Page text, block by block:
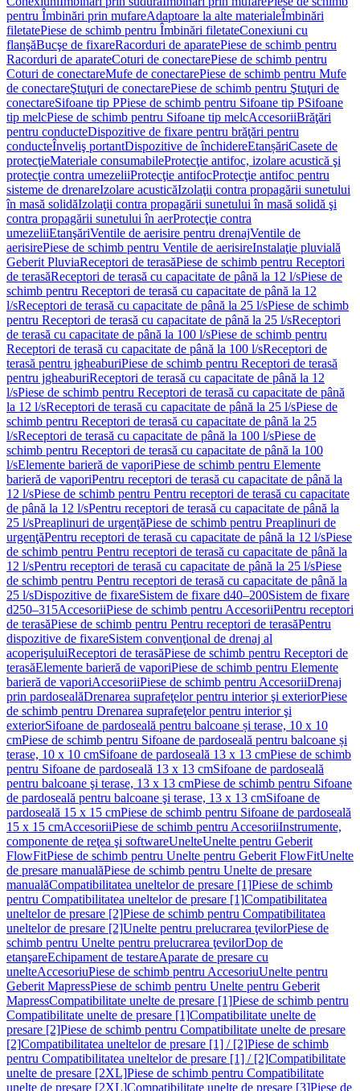
pentru Îmbinări prin mufareAdaptoare la alte materialeÎmbinări
filetatePiese de schimb pentru Îmbinări filetateConexiuni cu
flanşăBucşe de fixareRacorduri de aparatePiese de schimb pentru
Racorduri de aparateCoturi de conectarePiese de schimb pentru
Coturi de conectareMufe de conectarePiese de schimb pentru Mufe
de conectareŞtuţuri de conectarePiese de schimb pentru Ştuţuri de
conectareSifoane tip PPiese de schimb pentru Sifoane tip PSifoane
tip melcPiese de schimb pentru Sifoane tip melcAccesoriiBrăţări
pentru conducteDispozitive de fixare pentru brăţări pentru
conducteÎnveliş portantDispozitive de închidereEtanșăriCasete de
protecţieMateriale consumabileProtecţie antifoc, izolare acustică şi
protecţie contra umezeliiProtecţie antifocProtecţie antifoc pentru
sisteme de drenareIzolare acusticăIzolaţii contra propagării sunetului
în masă solidăIzolaţii contra propagării sunetului în masă solidă şi
contra propagării sunetului în aerProtecţie contra
umezeliiEtanşăriVentile de aerisire pentru drenajVentile de
aerisirePiese de schimb pentru Ventile de aerisireInstalaţie pluvială
Geberit PluviaReceptori de terasăPiese de schimb pentru Receptori
de terasăReceptori de terasă cu capacitate de până la 12 l/sPiese de
schimb pentru Receptori de terasă cu capacitate de până la 12
l/sReceptori de terasă cu capacitate de până la 25 l/sPiese de schimb
pentru Receptori de terasă cu capacitate de până la 25 l/sReceptori
de terasă cu capacitate de până la 100 l/sPiese de schimb pentru
Receptori de terasă cu capacitate de până la 100 l/sReceptori de
terasă pentru jgheaburiPiese de schimb pentru Receptori de terasă
pentru jgheaburiReceptori de terasă cu capacitate de până la 12
l/sPiese de schimb pentru Receptori de terasă cu capacitate de până
la 12 l/sReceptori de terasă cu capacitate de până la 25 l/sPiese de
schimb pentru Receptori de terasă cu capacitate de până la 25
l/sReceptori de terasă cu capacitate de până la 100 l/sPiese de
schimb pentru Receptori de terasă cu capacitate de până la 100
l/sElemente barieră de vaporiPiese de schimb pentru Elemente
barieră de vaporiPentru receptori de terasă cu capacitate de până la
12 l/sPiese de schimb pentru Pentru receptori de terasă cu capacitate
de până la 12 l/sPentru receptori de terasă cu capacitate de până la
25 l/sPreaplinuri de urgenţăPiese de schimb pentru Preaplinuri de
urgenţăPentru receptori de terasă cu capacitate de până la 12 l/sPiese
de schimb pentru Pentru receptori de terasă cu capacitate de până la
12 l/sPentru receptori de terasă cu capacitate de până la 25 l/sPiese
de schimb pentru Pentru receptori de terasă cu capacitate de până la
25 l/sDispozitive de fixareSistem de fixare d40–200Sistem de fixare
d250–315AccesoriiPiese de schimb pentru AccesoriiPentru receptori
de terasăPiese de schimb pentru Pentru receptori de terasăPentru
dispozitive de fixareSistem convenţional de drenaj al
acoperişuluiReceptori de terasăPiese de schimb pentru Receptori de
terasăElemente barieră de vaporiPiese de schimb pentru Elemente
barieră de vaporiAccesoriiPiese de schimb pentru AccesoriiDrenaj
prin pardosealăDrenarea suprafeţelor pentru interior şi exteriorPiese
de schimb pentru Drenarea suprafeţelor pentru interior şi
exteriorSifoane de pardoseală pentru balcoane și terase, 10 x 10
cmPiese de schimb pentru Sifoane de pardoseală pentru balcoane și
terase, 10 x 10 cmSifoane de pardoseală 13 x 13 cmPiese de schimb
pentru Sifoane de pardoseală 13 x 13 cmSifoane de pardoseală
pentru balcoane şi terase, 13 x 13 cmPiese de schimb pentru Sifoane
de pardoseală pentru balcoane şi terase, 13 x 13 cmSifoane de
pardoseală 15 x 15 cmPiese de schimb pentru Sifoane de pardoseală
15 x 15 cmAccesoriiPiese de schimb pentru AccesoriiInstrumente,
componente de reţea şi softwareUnelteUnelte pentru Geberit
FlowFitPiese de schimb pentru Unelte pentru Geberit FlowFitUnelte
de presare manualăPiese de schimb pentru Unelte de presare
manualăCompatibilitatea uneltelor de presare [1]Piese de schimb
pentru Compatibilitatea uneltelor de presare [1]Compatibilitatea
uneltelor de presare [2]Piese de schimb pentru Compatibilitatea
uneltelor de presare [2]Unelte pentru prelucrarea ţevilorPiese de
schimb pentru Unelte pentru prelucrarea ţevilorDop de
etanşareEchipament de testareAparate de presare cu
unelteAccesoriuPiese de schimb pentru AccesoriuUnelte pentru
Geberit MapressPiese de schimb pentru Unelte pentru Geberit
MapressCompatibilitate unelte de presare [1]Piese de schimb pentru
Compatibilitate unelte de presare [1]Compatibilitate unelte de
presare [2]Piese de schimb pentru Compatibilitate unelte de presare
[2]Compatibilitatea uneltelor de presare [1] / [2]Piese de schimb
pentru Compatibilitatea uneltelor de presare [1] / [2]Compatibilitate
unelte de presare [2XL]Piese de schimb pentru Compatibilitate
unelte de presare [2XL]Compatibilitate unelte de presare [3]Piese de